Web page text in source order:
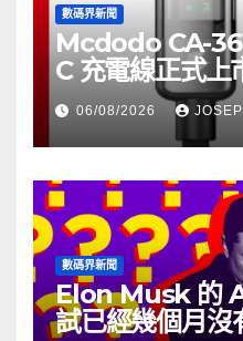
數碼界新聞
Mcdodo CA-
C 充電線正式上
06/08/2026
數碼界新聞
Elon Musk 的
試已經幾個月沒